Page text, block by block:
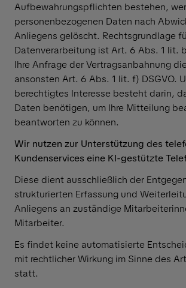
Aufbewahrungspflichten bestehen,
personenbezogenen Daten nach
Anliegens gelöscht. Rechtsgrundlage
Datenverarbeitung ist Art. 6 Abs. 1 lit.
Ihre Anfrage der Vertragsanbahnung
ansonsten Art. 6 Abs. 1 lit. f) DSGVO.
berechtigtes Interesse besteht darin,
Daten benötigen, um Ihre Mitteilung
beantworten zu können.
Wir nutzen zur Unterstützung des
Kundenservices eine KI-gestützte
Diese dient ausschließlich der
strukturierten Erfassung und
Anliegens an zuständige
Mitarbeiter.
Es findet keine automatisierte
mit rechtlicher Wirkung im Sinne des
statt.